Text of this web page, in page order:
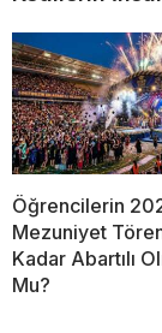
Öğrencilerin
Mezuniyet
Kadar Abartılı
Mu?